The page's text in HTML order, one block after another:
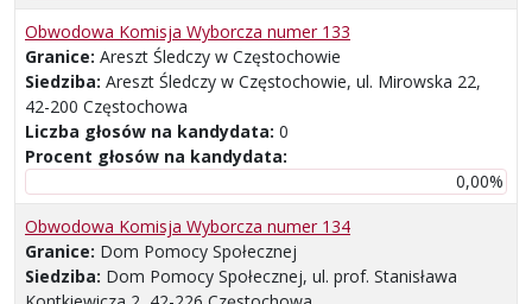
Obwodowa Komisja Wyborcza numer 133
Granice: Areszt Śledczy w Częstochowie
Siedziba: Areszt Śledczy w Częstochowie, ul. Mirowska 22,
42-200 Częstochowa
Liczba głosów na kandydata: 0
Procent głosów na kandydata:
0,00%
Obwodowa Komisja Wyborcza numer 134
Granice: Dom Pomocy Społecznej
Siedziba: Dom Pomocy Społecznej, ul. prof. Stanisława